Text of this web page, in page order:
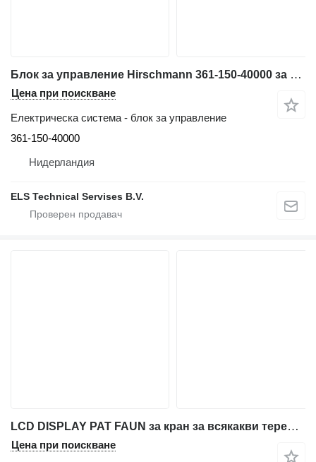
Блок за управление Hirschmann 361-150-40000 за автокран Tadano Faun TL-250
Цена при поискване
Електрическа система - блок за управление
361-150-40000
Нидерландия
ELS Technical Servises B.V.
LCD DISPLAY PAT FAUN за кран за всякакви терени Tadano Faun ATF 45-3
Цена при поискване